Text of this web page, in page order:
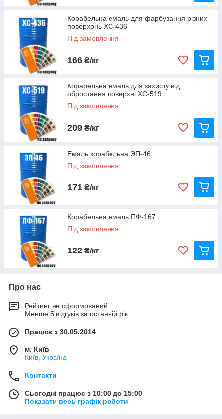
Корабельна емаль для фарбування різних
поверхонь ХС-436
Під замовлення
166 ₴/кг
Корабельна емаль для захисту від
обростання поверхні ХС-519
Під замовлення
209 ₴/кг
Емаль корабельна ЭП-46
Під замовлення
171 ₴/кг
Корабельна емаль ПФ-167
Під замовлення
122 ₴/кг
Про нас
Рейтинг не сформований
Менше 5 відгуків за останній рік
Працює з 30.05.2014
м. Київ
Київ, Україна
Контакти
Сьогодні працює з 10:00 до 15:00
Показати весь графік роботи